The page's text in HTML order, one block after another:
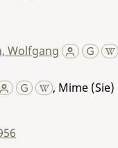
Wolfgang
, Mime (Sie)